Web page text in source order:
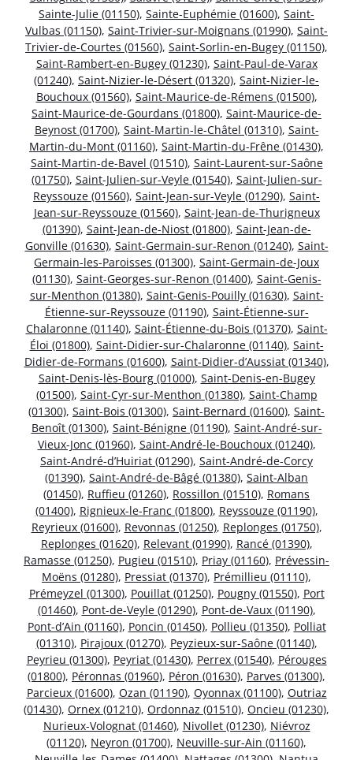
Sainte-Julie (01150), Sainte-Euphémie (01600), Saint-
Vulbas (01150), Saint-Trivier-sur-Moignans (01990), Saint-
Trivier-de-Courtes (01560), Saint-Sorlin-en-Bugey (01150),
Saint-Rambert-en-Bugey (01230), Saint-Paul-de-Varax
(01240), Saint-Nizier-le-Désert (01320), Saint-Nizier-le-
Bouchoux (01560), Saint-Maurice-de-Rémens (01500),
Saint-Maurice-de-Gourdans (01800), Saint-Maurice-de-
Beynost (01700), Saint-Martin-le-Châtel (01310), Saint-
Martin-du-Mont (01160), Saint-Martin-du-Frêne (01430),
Saint-Martin-de-Bavel (01510), Saint-Laurent-sur-Saône
(01750), Saint-Julien-sur-Veyle (01540), Saint-Julien-sur-
Reyssouze (01560), Saint-Jean-sur-Veyle (01290), Saint-
Jean-sur-Reyssouze (01560), Saint-Jean-de-Thurigneux
(01390), Saint-Jean-de-Niost (01800), Saint-Jean-de-
Gonville (01630), Saint-Germain-sur-Renon (01240), Saint-
Germain-les-Paroisses (01300), Saint-Germain-de-Joux
(01130), Saint-Georges-sur-Renon (01400), Saint-Genis-
sur-Menthon (01380), Saint-Genis-Pouilly (01630), Saint-
Étienne-sur-Reyssouze (01190), Saint-Étienne-sur-
Chalaronne (01140), Saint-Étienne-du-Bois (01370), Saint-
Éloi (01800), Saint-Didier-sur-Chalaronne (01140), Saint-
Didier-de-Formans (01600), Saint-Didier-d’Aussiat (01340),
Saint-Denis-lès-Bourg (01000), Saint-Denis-en-Bugey
(01500), Saint-Cyr-sur-Menthon (01380), Saint-Champ
(01300), Saint-Bois (01300), Saint-Bernard (01600), Saint-
Benoît (01300), Saint-Bénigne (01190), Saint-André-sur-
Vieux-Jonc (01960), Saint-André-le-Bouchoux (01240),
Saint-André-d’Huiriat (01290), Saint-André-de-Corcy
(01390), Saint-André-de-Bâgé (01380), Saint-Alban
(01450), Ruffieu (01260), Rossillon (01510), Romans
(01400), Rignieux-le-Franc (01800), Reyssouze (01190),
Reyrieux (01600), Revonnas (01250), Replonges (01750),
Replonges (01620), Relevant (01990), Rancé (01390),
Ramasse (01250), Pugieu (01510), Priay (01160), Prévessin-
Moëns (01280), Pressiat (01370), Prémillieu (01110),
Prémeyzel (01300), Pouillat (01250), Pougny (01550), Port
(01460), Pont-de-Veyle (01290), Pont-de-Vaux (01190),
Pont-d’Ain (01160), Poncin (01450), Pollieu (01350), Polliat
(01310), Pirajoux (01270), Peyzieux-sur-Saône (01140),
Peyrieu (01300), Peyriat (01430), Perrex (01540), Pérouges
(01800), Péronnas (01960), Péron (01630), Parves (01300),
Parcieux (01600), Ozan (01190), Oyonnax (01100), Outriaz
(01430), Ornex (01210), Ordonnaz (01510), Oncieu (01230),
Nurieux-Volognat (01460), Nivollet (01230), Niévroz
(01120), Neyron (01700), Neuville-sur-Ain (01160),